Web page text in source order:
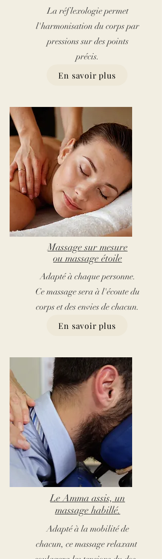
La réflexologie permet
l'harmonisation du corps par
pressions sur des points
précis.
En savoir plus
Massage sur mesure
ou massage étoile
Adapté à chaque personne.
Ce massage sera à l'écoute du
corps et des envies de chacun.
En savoir plus
Le Amma assis, un
massage habillé.
Adapté à la mobilité de
chacun, ce massage relaxant